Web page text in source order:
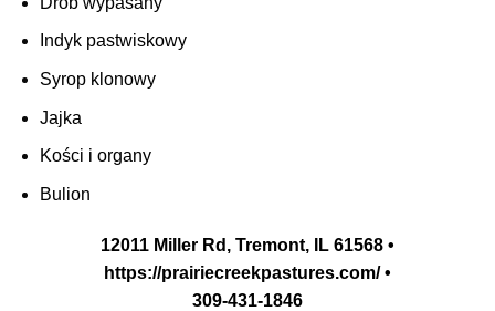
Indyk pastwiskowy
Syrop klonowy
Jajka
Kości i organy
Bulion
12011 Miller Rd, Tremont, IL 61568 •
https://prairiecreekpastures.com/ •
309-431-1846